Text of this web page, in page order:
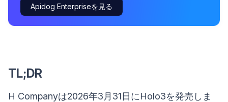
Apidog Enterpriseを見る
TL;DR
H Companyは2026年3月31日にHolo3を発売しま